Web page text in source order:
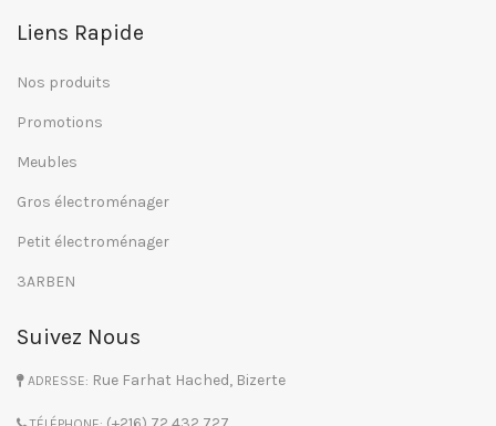
Liens Rapide
Nos produits
Promotions
Meubles
Gros électroménager
Petit électroménager
3ARBEN
Suivez Nous
ADRESSE: Rue Farhat Hached, Bizerte